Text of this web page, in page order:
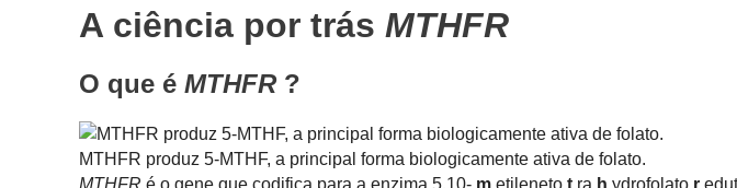
A ciência por trás MTHFR
O que é MTHFR?
MTHFR produz 5-MTHF, a principal forma biologicamente ativa de folato.
MTHFR é o gene que codifica para a enzima 5,10- m etileneto t ra h ydrofolato r